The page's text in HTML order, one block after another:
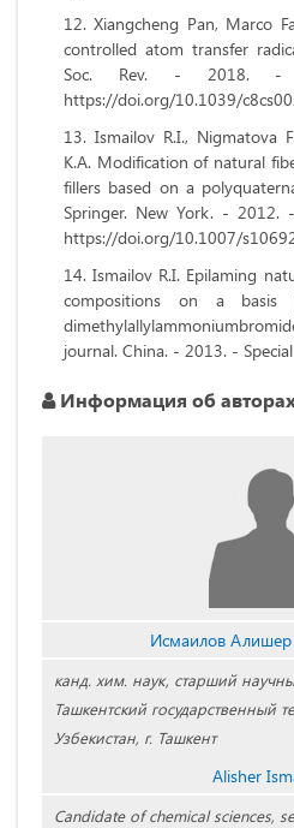
Xiangcheng Pan, Marco
controlled atom transfer
Soc. Rev. - 2018.
https://doi.org/10.1039/
Ismailov R.I., Nigmatova
K.A. Modification of natural
fillers based on a
Springer. New York. -
https://doi.org/10.1007/
Ismailov R.I. Epilaming
сompositions on a basis
journal. China. - 2013. -
Информация об
Исмаилов
канд. хим. наук, старший
Ташкентский государственный
Узбекистан, г. Ташкент
Alisher
Candidate of chemical sciences,